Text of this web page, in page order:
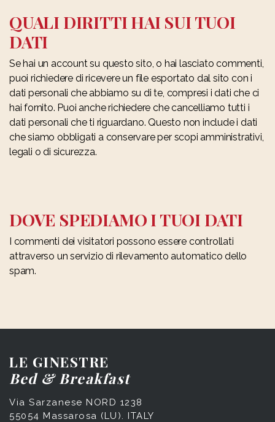
QUALI DIRITTI HAI SUI TUOI
DATI
Se hai un account su questo sito, o hai lasciato commenti,
puoi richiedere di ricevere un file esportato dal sito con i
dati personali che abbiamo su di te, compresi i dati che ci
hai fornito. Puoi anche richiedere che cancelliamo tutti i
dati personali che ti riguardano. Questo non include i dati
che siamo obbligati a conservare per scopi amministrativi,
legali o di sicurezza.
DOVE SPEDIAMO I TUOI DATI
I commenti dei visitatori possono essere controllati
attraverso un servizio di rilevamento automatico dello
spam.
LE GINESTRE
Bed & Breakfast
Via Sarzanese NORD 1238
55054 Massarosa (LU). ITALY